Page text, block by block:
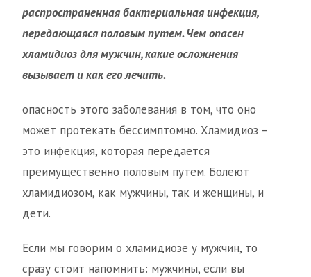
распространенная бактериальная инфекция,
передающаяся половым путем. Чем опасен
хламидиоз для мужчин, какие осложнения
вызывает и как его лечить.
опасность этого заболевания в том, что оно
может протекать бессимптомно. Хламидиоз –
это инфекция, которая передается
преимущественно половым путем. Болеют
хламидиозом, как мужчины, так и женщины, и
дети.
Если мы говорим о хламидиозе у мужчин, то
сразу стоит напомнить: мужчины, если вы